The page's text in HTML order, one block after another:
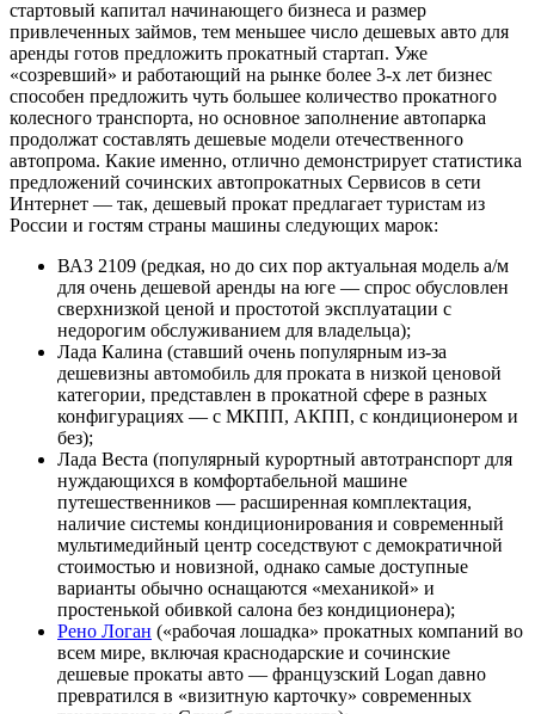
стартовый капитал начинающего бизнеса и размер
привлеченных займов, тем меньшее число дешевых авто для
аренды готов предложить прокатный стартап. Уже
«созревший» и работающий на рынке более 3-х лет бизнес
способен предложить чуть большее количество прокатного
колесного транспорта, но основное заполнение автопарка
продолжат составлять дешевые модели отечественного
автопрома. Какие именно, отлично демонстрирует статистика
предложений сочинских автопрокатных Сервисов в сети
Интернет — так, дешевый прокат предлагает туристам из
России и гостям страны машины следующих марок:
ВАЗ 2109 (редкая, но до сих пор актуальная модель а/м
для очень дешевой аренды на юге — спрос обусловлен
сверхнизкой ценой и простотой эксплуатации с
недорогим обслуживанием для владельца);
Лада Калина (ставший очень популярным из-за
дешевизны автомобиль для проката в низкой ценовой
категории, представлен в прокатной сфере в разных
конфигурациях — с МКПП, АКПП, с кондиционером и
без);
Лада Веста (популярный курортный автотранспорт для
нуждающихся в комфортабельной машине
путешественников — расширенная комплектация,
наличие системы кондиционирования и современный
мультимедийный центр соседствуют с демократичной
стоимостью и новизной, однако самые доступные
варианты обычно оснащаются «механикой» и
простенькой обивкой салона без кондиционера);
Рено Логан («рабочая лошадка» прокатных компаний во
всем мире, включая краснодарские и сочинские
дешевые прокаты авто — французский Logan давно
превратился в «визитную карточку» современных